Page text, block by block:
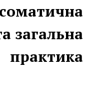
загальна
практика